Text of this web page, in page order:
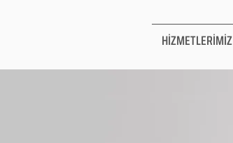
HİZMETLERİMİZ